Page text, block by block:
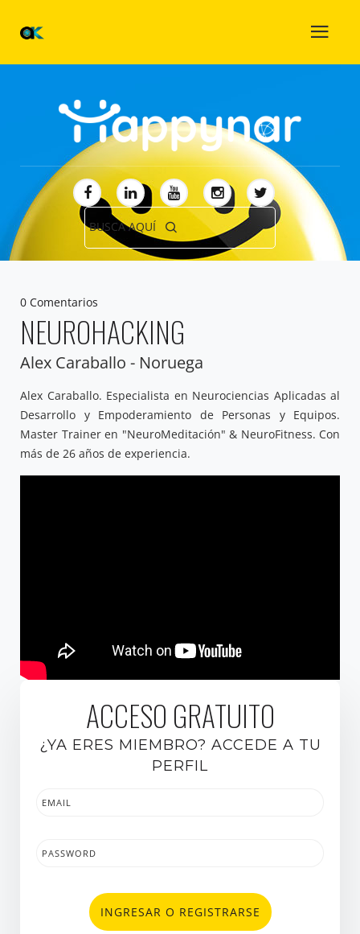
BUSCA AQUÍ
0 Comentarios
NEUROHACKING
Alex Caraballo - Noruega
Alex Caraballo. Especialista en Neurociencias Aplicadas al
Desarrollo y Empoderamiento de Personas y Equipos.
Master Trainer en "NeuroMeditación" & NeuroFitness. Con
más de 26 años de experiencia.
ACCESO GRATUITO
¿YA ERES MIEMBRO? ACCEDE A TU
PERFIL
INGRESAR O REGISTRARSE